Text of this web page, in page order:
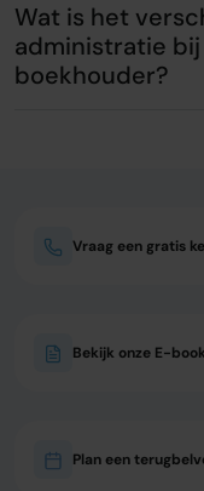
Wat is het
administratie
boekhouder?
Vraag een gratis
Bekijk onze E-
Plan een